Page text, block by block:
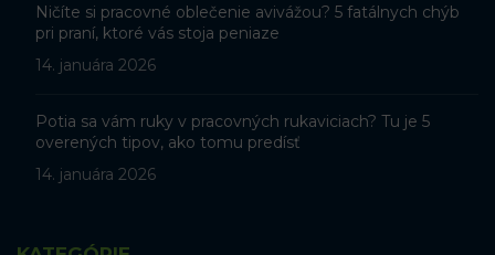
Ničíte si pracovné oblečenie avivážou? 5 fatálnych chýb
pri praní, ktoré vás stoja peniaze
14. januára 2026
Potia sa vám ruky v pracovných rukaviciach? Tu je 5
overených tipov, ako tomu predísť
14. januára 2026